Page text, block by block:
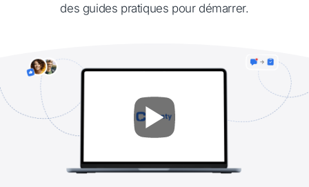
des guides pratiques pour démarrer.